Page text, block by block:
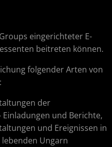
eingerichteter E-
beitreten können.
folgender Arten von
der
und Berichte,
und Ereignissen in
Ungarn